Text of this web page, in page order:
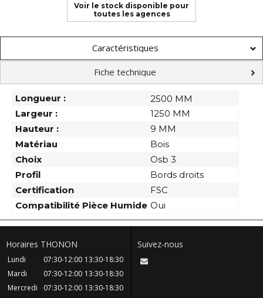
Voir le stock disponible pour
toutes les agences
Caractéristiques
Fiche technique
Longueur :
2500 MM
Largeur :
1250 MM
Hauteur :
9 MM
Matériau
Bois
Choix
Osb 3
Profil
Bords droits
Certification
FSC
Compatibilité Pièce Humide Oui
Horaires THONON
Lundi 07:30-12:00 13:30-18:30
Mardi
07:30-12:00 13:30-18:30
Mercredi
07:30-12:00 13:30-18:30
Suivez-nous